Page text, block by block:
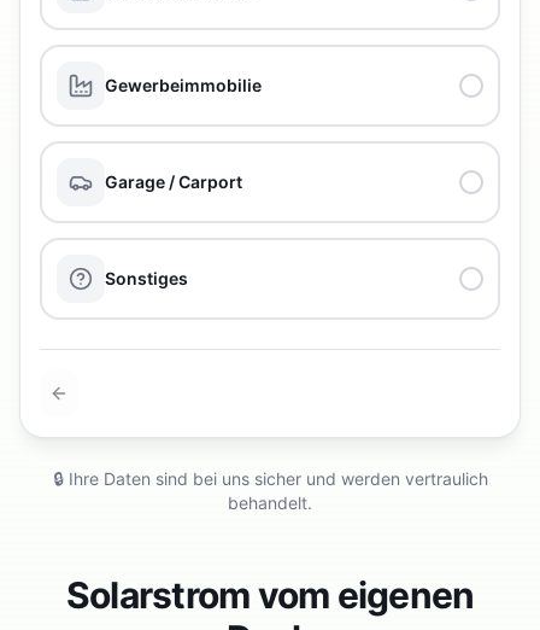
Gewerbeimmobilie
Garage / Carport
Sonstiges
🔒 Ihre Daten sind bei uns sicher und werden vertraulich
behandelt.
Solarstrom vom eigenen